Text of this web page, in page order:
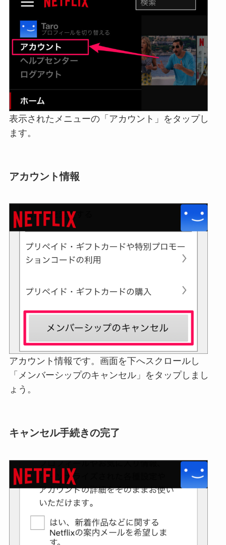
表示されたメニューの「アカウント」をタップし
ます。
アカウント情報
アカウント情報です。画面を下へスクロールし
「メンバーシップのキャンセル」をタップしまし
ょう。
キャンセル手続きの完了